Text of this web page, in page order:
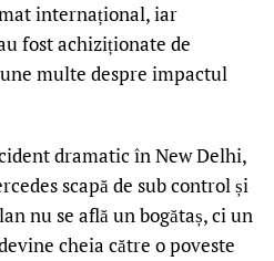
internațional, iar
fost achiziționate de
multe despre impactul
dramatic în New Delhi,
scapă de sub control și
nu se află un bogătaș, ci un
cheia către o poveste